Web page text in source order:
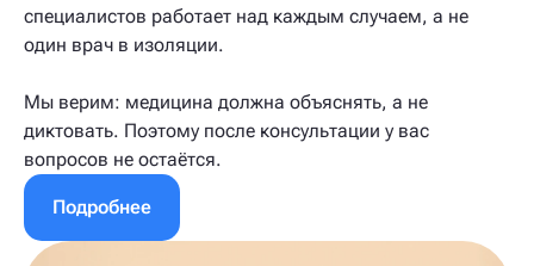
специалистов работает над каждым случаем, а не
один врач в изоляции.
Мы верим: медицина должна объяснять, а не
диктовать. Поэтому после консультации у вас
вопросов не остаётся.
Подробнее